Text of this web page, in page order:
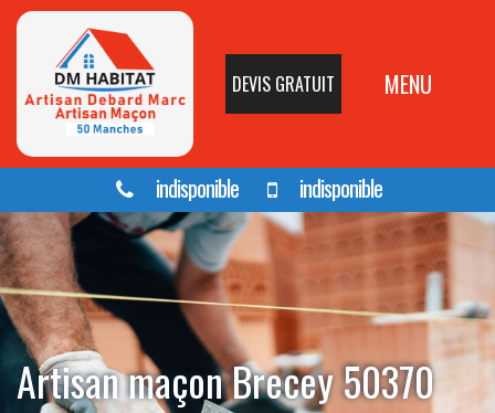
DEVIS GRATUIT MENU
indisponible indisponible
Artisan maçon Brecey 50370